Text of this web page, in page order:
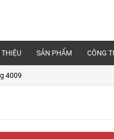
THIỆU SẢN PHẨM CÔNG
4009